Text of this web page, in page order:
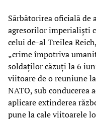
Sărbătorirea oficială de
agresorilor imperialiști
celui de-al Treilea
„crime împotriva
soldaților căzuți la 6
viitoare de o reuniune
NATO, sub
aplicare extinderea
pune la cale viitoarele